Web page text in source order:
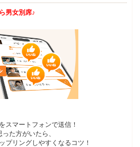
男女別席♪
スマートフォンで送信！
た方がいたら、
プリングしやすくなるコツ！